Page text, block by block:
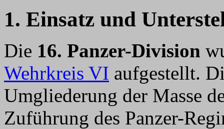
1. Einsatz und
Die 16. Panzer-Division
Wehrkreis VI aufgestellt.
Umgliederung der Masse
Zuführung des Panzer-